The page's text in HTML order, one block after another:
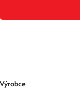
Výrobce